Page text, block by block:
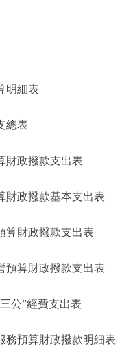
細表
總表
政撥款支出表
政撥款基本支出表
財政撥款支出表
算財政撥款支出表
”經費支出表
預算財政撥款明細表